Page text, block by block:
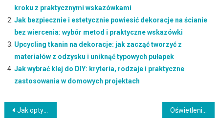
kroku z praktycznymi wskazówkami
Jak bezpiecznie i estetycznie powiesić dekoracje na ścianie
bez wiercenia: wybór metod i praktyczne wskazówki
Upcycling tkanin na dekoracje: jak zacząć tworzyć z
materiałów z odzysku i uniknąć typowych pułapek
Jak wybrać klej do DIY: kryteria, rodzaje i praktyczne
zastosowania w domowych projektach
Nawigacja
Jak optycznie powiększyć mały pokój bez remontu: praktyczne triki i sprawdzone rozwiązania aranżacyjne